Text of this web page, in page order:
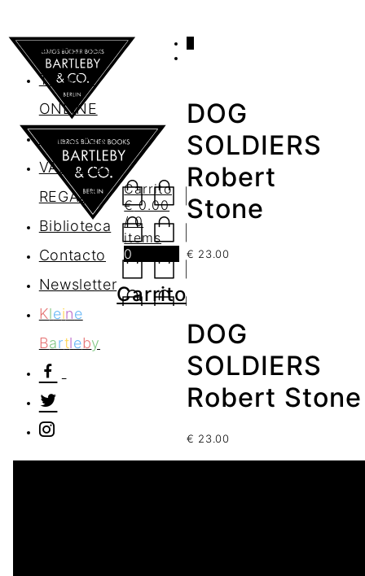
AGENDA
TIENDA
ONLINE
Nosotros
VALES DE
REGALO
Biblioteca
Contacto
Newsletter
Kleine
Bartleby
Carrito
€0.00
/ 0
items
0
Carrito
DOG
SOLDIERS
Robert
Stone
€ 23.00
DOG
SOLDIERS
Robert Stone
€ 23.00